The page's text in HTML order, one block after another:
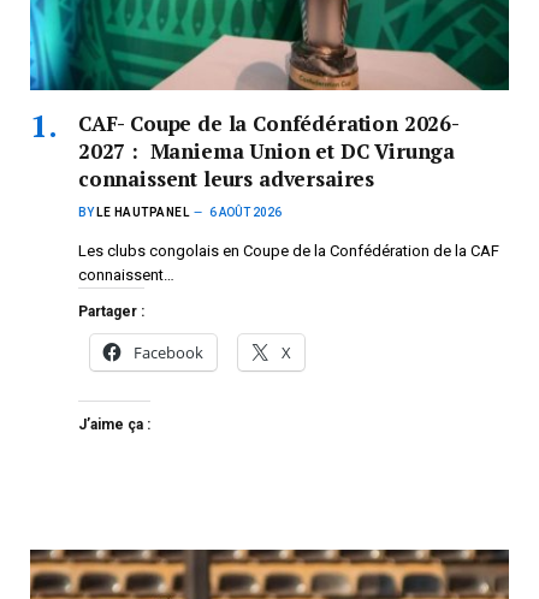
CAF- Coupe de la Confédération 2026-
2027 : Maniema Union et DC Virunga
connaissent leurs adversaires
BY LE HAUTPANEL 6 AOÛT 2026
Les clubs congolais en Coupe de la Confédération de la CAF
connaissent…
Partager :
Facebook X
J’aime ça :